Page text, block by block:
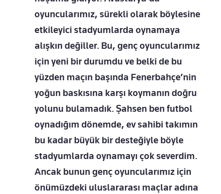
oyuncularımız, sürekli olarak böylesine
etkileyici stadyumlarda oynamaya
alışkın değiller. Bu, genç oyuncularımız
için yeni bir durumdu ve belki de bu
yüzden maçın başında Fenerbahçe’nin
yoğun baskısına karşı koymanın doğru
yolunu bulamadık. Şahsen ben futbol
oynadığım dönemde, ev sahibi takımın
bu kadar büyük bir desteğiyle böyle
stadyumlarda oynamayı çok severdim.
Ancak bunun genç oyuncularımız için
önümüzdeki uluslararası maçlar adına